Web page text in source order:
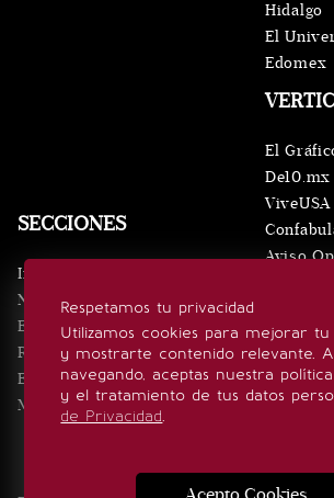
Respetamos tu privacidad
Utilizamos cookies para mejorar tu
y mostrarte contenido relevante.
navegando, aceptas nuestra
y el tratamiento de tus datos
de Privacidad.
SECCIONES
Inicio
Noticias
Eventos
Realeza
Estilo de vida
Minuto x Minuto
El
De10.mx
ViveUSA
Aviso
Hidalgo
El
Edomex